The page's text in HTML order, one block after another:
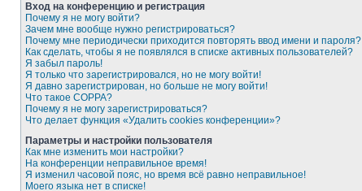
Вход на конференцию и регистрация
Почему я не могу войти?
Зачем мне вообще нужно регистрироваться?
Почему мне периодически приходится повторять ввод имени и пароля?
Как сделать, чтобы я не появлялся в списке активных пользователей?
Я забыл пароль!
Я только что зарегистрировался, но не могу войти!
Я давно зарегистрирован, но больше не могу войти!
Что такое COPPA?
Почему я не могу зарегистрироваться?
Что делает функция «Удалить cookies конференции»?
Параметры и настройки пользователя
Как мне изменить мои настройки?
На конференции неправильное время!
Я изменил часовой пояс, но время всё равно неправильное!
Моего языка нет в списке!